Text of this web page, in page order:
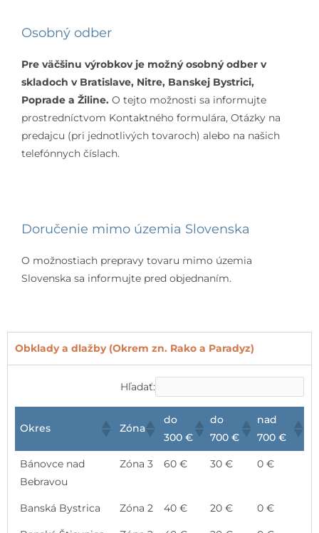
Osobný odber
Pre väčšinu výrobkov je možný osobný odber v
skladoch v Bratislave, Nitre, Banskej Bystrici,
Poprade a Žiline. O tejto možnosti sa informujte
prostredníctvom Kontaktného formulára, Otázky na
predajcu (pri jednotlivých tovaroch) alebo na našich
telefónnych číslach.
Doručenie mimo územia Slovenska
O možnostiach prepravy tovaru mimo územia
Slovenska sa informujte pred objednaním.
Obklady a dlažby (Okrem zn. Rako a Paradyz)
Hľadať:
Okres Zóna
do
300 €
do
700 €
nad
700 €
Bánovce nad
Bebravou
Zóna 3 60 € 30 € 0 €
Banská Bystrica Zóna 2 40 € 20 € 0 €